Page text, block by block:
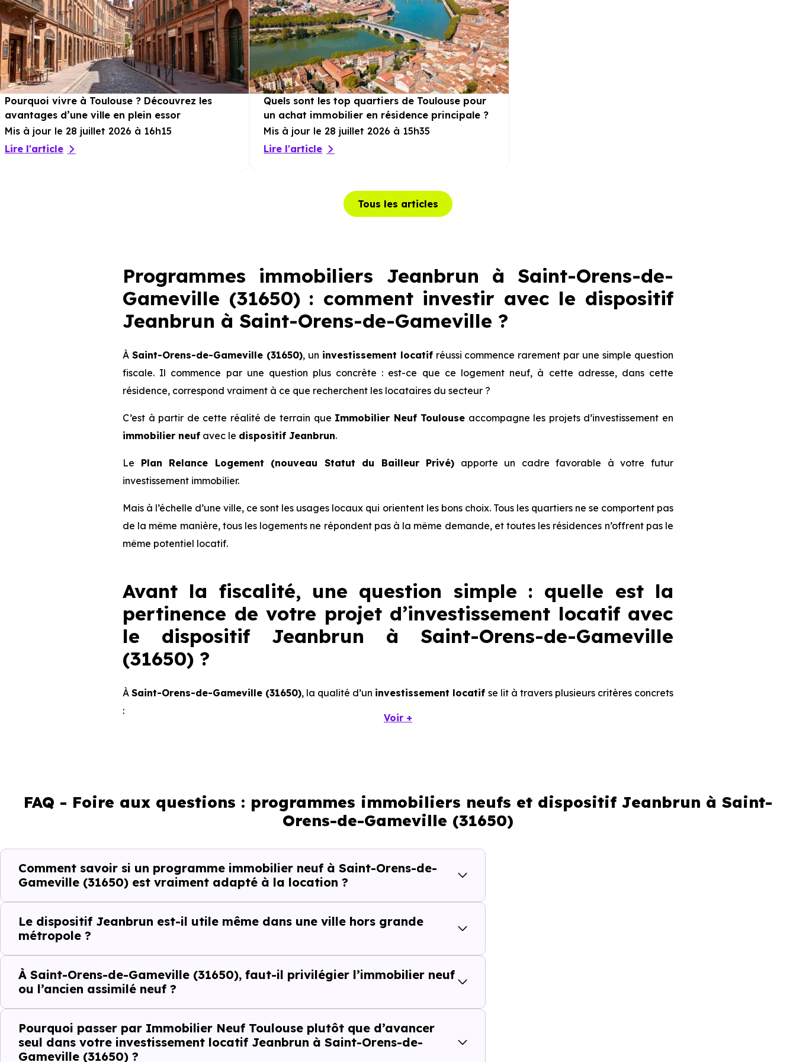
Pourquoi vivre à Toulouse ? Découvrez les
avantages d’une ville en plein essor
Mis à jour le 28 juillet 2026 à 16h15
Lire l'article
Quels sont les top quartiers de Toulouse pour
un achat immobilier en résidence principale ?
Mis à jour le 28 juillet 2026 à 15h35
Lire l'article
Tous les articles
Programmes immobiliers Jeanbrun à Saint-Orens-de-
Gameville (31650) : comment investir avec le dispositif
Jeanbrun à Saint-Orens-de-Gameville ?
À Saint-Orens-de-Gameville (31650), un investissement locatifréussi commence rarement par une simple question
fiscale. Il commence par une question plus concrète : est-ce que ce logement neuf, à cette adresse, dans cette
résidence, correspond vraiment à ce que recherchent les locataires du secteur ?
C’est à partir de cette réalité de terrain que Immobilier Neuf Toulouse accompagne les projets d’investissement en
immobilier neuf avec le dispositif Jeanbrun.
Le Plan Relance Logement (nouveau Statut du Bailleur Privé) apporte un cadre favorable à votre futur
investissement immobilier.
Mais à l’échelle d’une ville, ce sont les usages locaux qui orientent les bons choix. Tous les quartiers ne se comportent pas
de la même manière, tous les logements ne répondent pas à la même demande, et toutes les résidences n’offrent pas le
même potentiel locatif.
Avant la fiscalité, une question simple : quelle est la
pertinence de votre projet d’investissement locatif avec
le dispositif Jeanbrun à Saint-Orens-de-Gameville
(31650) ?
À Saint-Orens-de-Gameville (31650), la qualité d’un investissement locatif se lit à travers plusieurs critères concrets
:
La vie de quartier
La proximité des commerces et services
La qualité résidentielle du secteur
La tension locative
Le type de logements le plus recherché
Ledispositif Jeanbrunrenforce l’intérêt de cette approche parce qu’
il ne repose pas sur un zonage géographique
Voir +
FAQ - Foire aux questions : programmes immobiliers neufs et dispositif Jeanbrun à Saint-
Orens-de-Gameville (31650)
Comment savoir si un programme immobilier neuf à Saint-Orens-de-
Gameville (31650) est vraiment adapté à la location ?
Le dispositif Jeanbrun est-il utile même dans une ville hors grande
métropole ?
À Saint-Orens-de-Gameville (31650), faut-il privilégier l’immobilier neuf
ou l’ancien assimilé neuf ?
Pourquoi passer par Immobilier Neuf Toulouse plutôt que d’avancer
seul dans votre investissement locatif Jeanbrun à Saint-Orens-de-
Gameville (31650) ?